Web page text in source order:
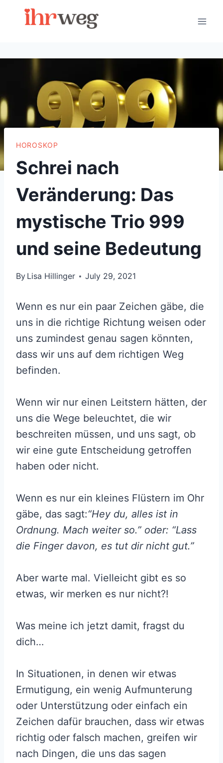
HOROSKOP
Schrei nach
Veränderung: Das
mystische Trio 999
und seine Bedeutung
By Lisa Hillinger July 29, 2021
Wenn es nur ein paar Zeichen gäbe, die
uns in die richtige Richtung weisen oder
uns zumindest genau sagen könnten,
dass wir uns auf dem richtigen Weg
befinden.
Wenn wir nur einen Leitstern hätten, der
uns die Wege beleuchtet, die wir
beschreiten müssen, und uns sagt, ob
wir eine gute Entscheidung getroffen
haben oder nicht.
Wenn es nur ein kleines Flüstern im Ohr
gäbe, das sagt:“Hey du, alles ist in
Ordnung. Mach weiter so.” oder: “Lass
die Finger davon, es tut dir nicht gut.”
Aber warte mal. Vielleicht gibt es so
etwas, wir merken es nur nicht?!
Was meine ich jetzt damit, fragst du
dich…
In Situationen, in denen wir etwas
Ermutigung, ein wenig Aufmunterung
oder Unterstützung oder einfach ein
Zeichen dafür brauchen, dass wir etwas
richtig oder falsch machen, greifen wir
nach Dingen, die uns das sagen